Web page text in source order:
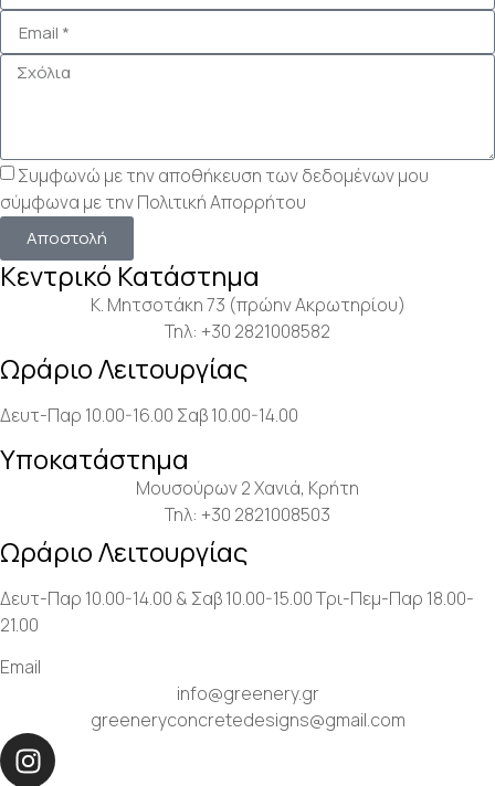
Συμφωνώ με την αποθήκευση των δεδομένων μου
σύμφωνα με τηνΠολιτική Απορρήτου
Αποστολή
Κεντρικό Κατάστημα
Κ. Μητσοτάκη 73 (πρώην Ακρωτηρίου)
Τηλ: +30 2821008582
Ωράριο Λειτουργίας
Δευτ-Παρ 10.00-16.00 Σαβ 10.00-14.00
Υποκατάστημα
Μουσούρων 2 Χανιά, Κρήτη
Τηλ: +30 2821008503
Ωράριο Λειτουργίας
Δευτ-Παρ 10.00-14.00 & Σαβ 10.00-15.00Τρι-Πεμ-Παρ 18.00-
21.00
Email
info@greenery.gr
greeneryconcretedesigns@gmail.com